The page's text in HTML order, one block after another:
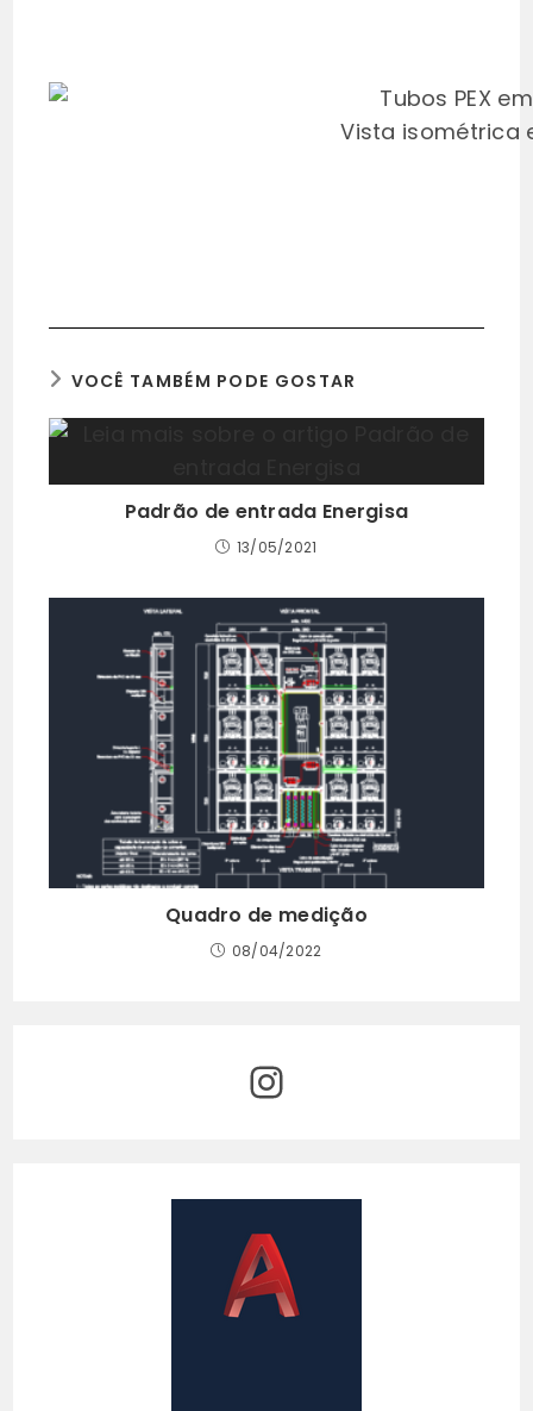
Vista isométrica
VOCÊ TAMBÉM PODE GOSTAR
Padrão de entrada Energisa
13/05/2021
Quadro de medição
08/04/2022
Instagram